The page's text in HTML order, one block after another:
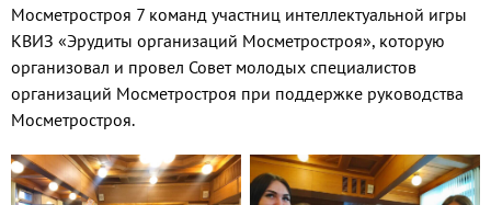
Мосметростроя 7 команд участниц интеллектуальной игры
КВИЗ «Эрудиты организаций Мосметростроя», которую
организовал и провел Совет молодых специалистов
организаций Мосметростроя при поддержке руководства
Мосметростроя.